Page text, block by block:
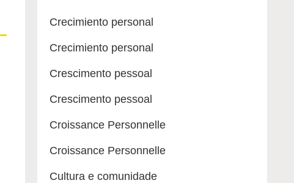
Crecimiento personal
Crecimiento personal
Crescimento pessoal
Crescimento pessoal
Croissance Personnelle
Croissance Personnelle
Cultura e comunidade